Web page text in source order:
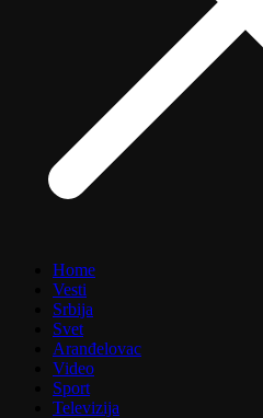
Home
Vesti
Srbija
Svet
Aranđelovac
Video
Sport
Televizija